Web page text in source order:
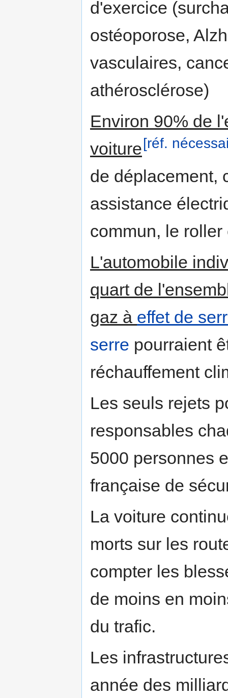
d'exercice
ostéoporose,
vasculaires,
athérosclérose)
Environ 90% de
voiture[réf.
de déplacement,
assistance
commun, le
L'automobile
quart de
gaz à effet de
serre pourraient
réchauffement
Les seuls rejets
responsables
5000 personnes
française de
La voiture
morts sur les
compter les
de moins en
du trafic.
Les
année des